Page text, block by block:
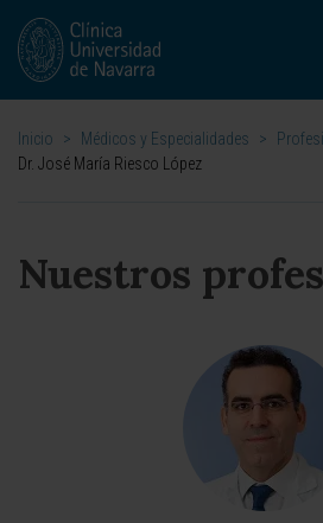
Inicio > Médicos y Especialidades >
Dr. José María Riesco López
Nuestros